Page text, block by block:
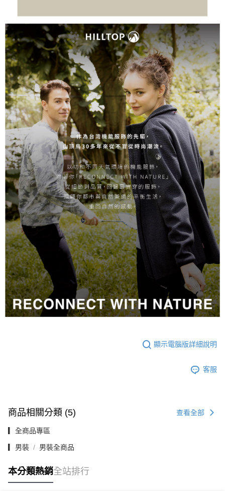
顯示電腦版詳細說明
客服
商品相關分類 (5) 查看全部
▎全商品專區
▎男裝 男裝全商品
本分類熱銷全站排行